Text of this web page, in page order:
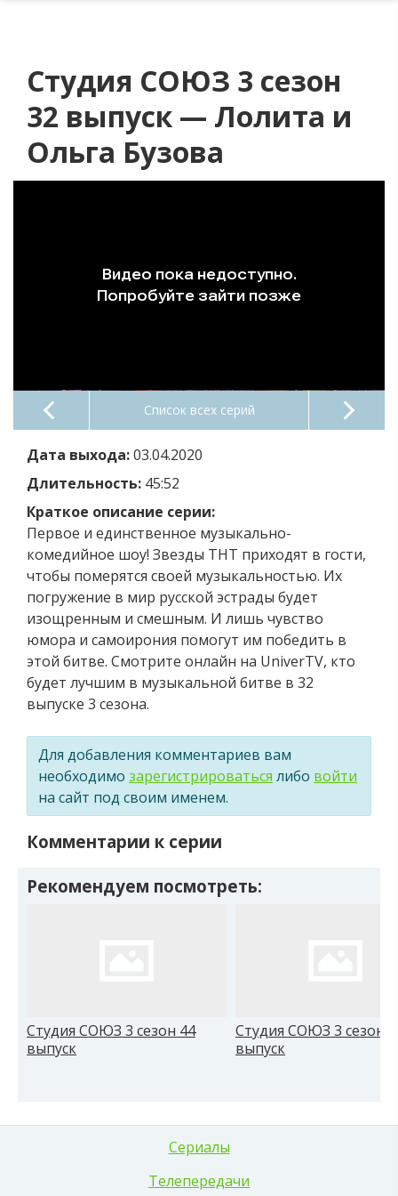
Студия СОЮЗ 3 сезон
32 выпуск — Лолита и
Ольга Бузова
Список всех серий
Дата выхода:03.04.2020
Длительность: 45:52
Краткое описание серии:
Первое и единственное музыкально-
комедийное шоу! Звезды ТНТ приходят в гости,
чтобы померятся своей музыкальностью. Их
погружение в мир русской эстрады будет
изощренным и смешным. И лишь чувство
юмора и самоирония помогут им победить в
этой битве. Смотрите онлайн на UniverTV, кто
будет лучшим в музыкальной битве в 32
выпуске 3 сезона.
Для добавления комментариев вам
необходимо зарегистрироваться либо войти
на сайт под своим именем.
Комментарии к серии
Рекомендуем посмотреть:
Студия СОЮЗ 3 сезон 44
выпуск
Студия СОЮЗ 3 сезон
выпуск
Сериалы
Телепередачи